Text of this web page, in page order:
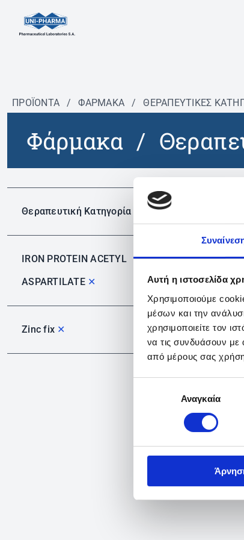
Αυτή η ιστοσελίδα
Χρησιμοποιούμε
μέσων και την
χρησιμοποιείτε τον
να τις συνδυάσουν με
από μέρους σας
συγκατάθεσηςΑναγκαία
ΠΡΟΪΟΝΤΑ / ΦΆΡΜΑΚΑ / ΘΕΡΑΠΕΥΤΙΚΈΣ
Φάρμακα /
Θεραπευτική Κατηγορία
IRON PROTEIN ACETYL
ASPARTILATE ✕
Zinc fix ✕